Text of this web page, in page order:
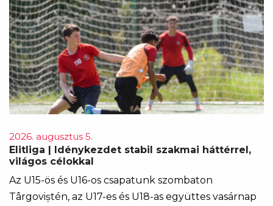
2026. augusztus 5.
Elitliga | Idénykezdet stabil szakmai háttérrel,
világos célokkal
Az U15-ös és U16-os csapatunk szombaton
Târgoviștén, az U17-es és U18-as együttes vasárnap